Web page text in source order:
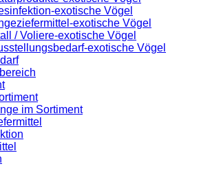
exotische Vögel
exotische Vögel
/ Voliere-exotische Vögel
exotische Vögel
im Sortiment